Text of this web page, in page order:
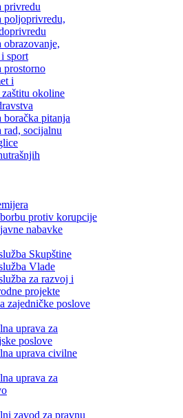
privredu
poljoprivredu,
obrazovanje,
sport
prostorno
i
okoline
pitanja
rad, socijalnu
protiv korupcije
nabavke
Skupštine
Vlade
za razvoj i
projekte
zajedničke poslove
uprava za
poslove
uprava civilne
uprava za
zavod za pravnu